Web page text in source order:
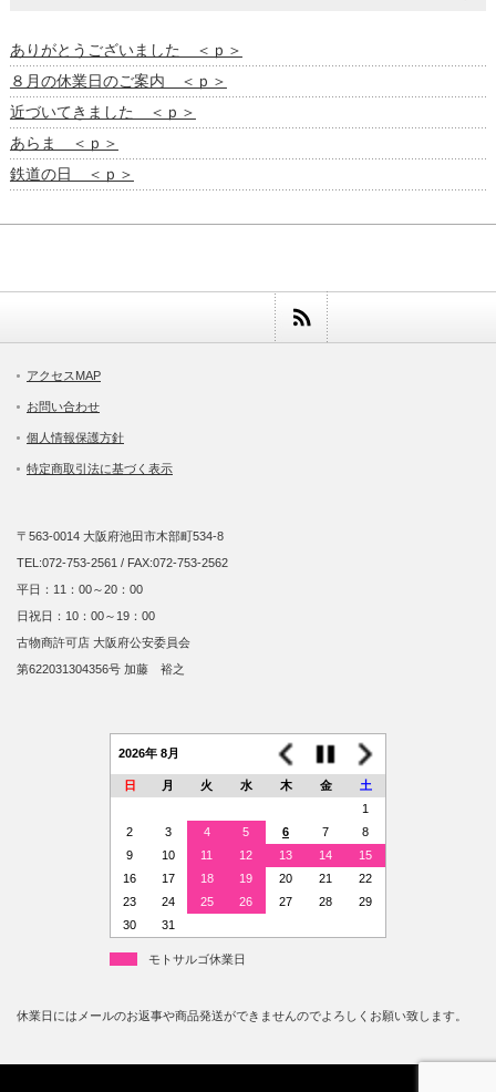
ありがとうございました ＜ｐ＞
８月の休業日のご案内 ＜ｐ＞
近づいてきました ＜ｐ＞
あらま ＜ｐ＞
鉄道の日 ＜ｐ＞
アクセスMAP
お問い合わせ
個人情報保護方針
特定商取引法に基づく表示
〒563-0014 大阪府池田市木部町534-8
TEL:072-753-2561 / FAX:072-753-2562
平日：11：00～20：00
日祝日：10：00～19：00
古物商許可店 大阪府公安委員会
第622031304356号 加藤 裕之
2026年 8月
日 月 火 水 木 金
土
1
2
3 4 5 6 7
8
9
10 11 12 13 14
15
16
17 18 19 20 21
22
23
24 25 26 27 28
29
30
31
モトサルゴ休業日
休業日にはメールのお返事や商品発送ができませんのでよろしくお願い致します。